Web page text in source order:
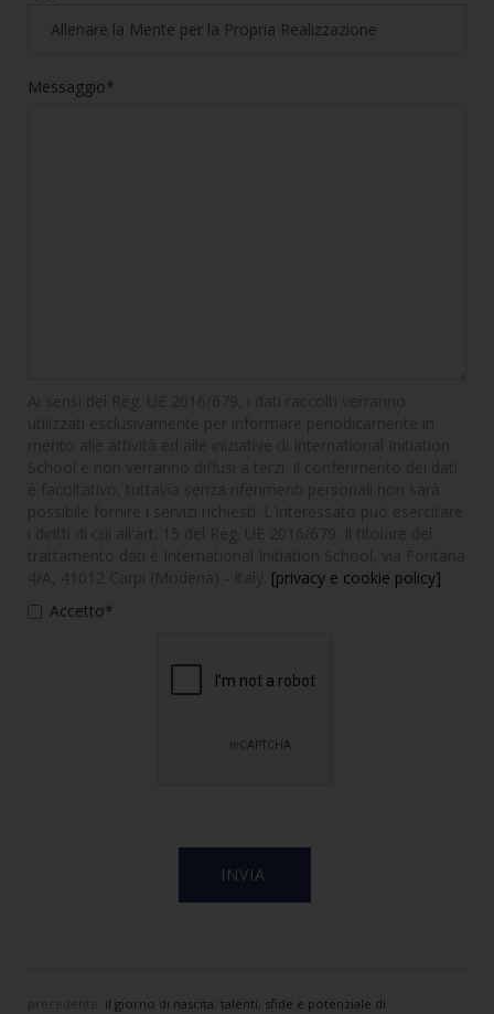
Messaggio*
[privacy e cookie policy]
Accetto*
precedente: il giorno di nascita: talenti, sfide e potenziale di